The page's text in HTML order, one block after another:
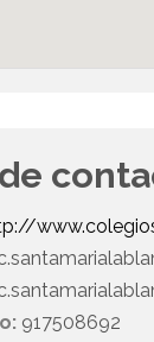
917508692